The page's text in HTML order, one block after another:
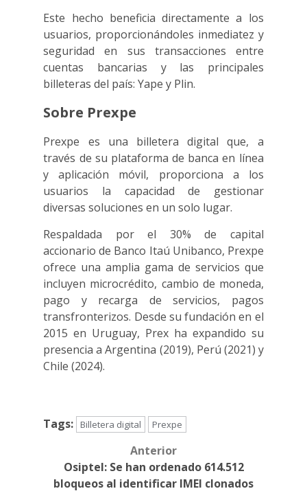
Este hecho beneficia directamente a los
usuarios, proporcionándoles inmediatez y
seguridad en sus transacciones entre
cuentas bancarias y las principales
billeteras del país: Yape y Plin.
Sobre Prexpe
Prexpe es una billetera digital que, a
través de su plataforma de banca en línea
y aplicación móvil, proporciona a los
usuarios la capacidad de gestionar
diversas soluciones en un solo lugar.
Respaldada por el 30% de capital
accionario de Banco Itaú Unibanco, Prexpe
ofrece una amplia gama de servicios que
incluyen microcrédito, cambio de moneda,
pago y recarga de servicios, pagos
transfronterizos. Desde su fundación en el
2015 en Uruguay, Prex ha expandido su
presencia a Argentina (2019), Perú (2021) y
Chile (2024).
Tags: Billetera digital Prexpe
navigation
Anterior
Osiptel: Se han ordenado 614.512
bloqueos al identificar IMEI clonados